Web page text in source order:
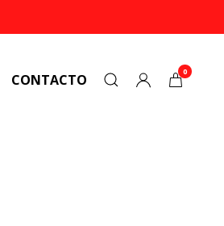
CONTACTO 0